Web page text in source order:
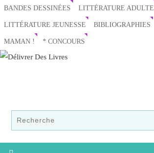
BANDES DESSINÉES LITTÉRATURE ADULTE
LITTÉRATURE JEUNESSE BIBLIOGRAPHIES
MAMAN ! * CONCOURS